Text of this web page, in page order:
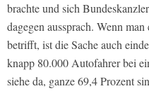
brachte und sich
dagegen aussprach. Wenn
betrifft, ist die Sache auch
knapp 80.000 Autofahrer bei
siehe da, ganze 69,4 Prozent